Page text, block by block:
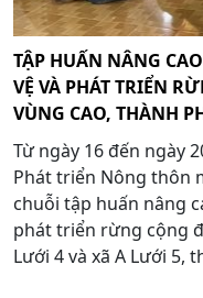
TẬP HUẤN NÂNG
VỆ VÀ PHÁT TRIỂN
VÙNG CAO, THÀNH
Từ ngày 16 đến ngày
Phát triển Nông thôn
chuỗi tập huấn nâng
phát triển rừng cộng
Lưới 4 và xã A Lưới 5,